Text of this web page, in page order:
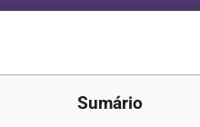
Sumário